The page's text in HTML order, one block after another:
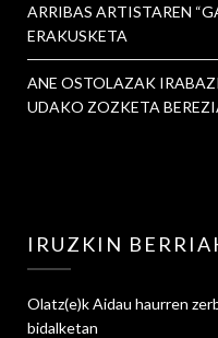
ARRIBAS ARTISTAREN
ERAKUSKETA
ANE OSTOLAZAK
UDAKO ZOZKETA
IRUZKIN
Olatz(e)kAidau haurren
bidalketan